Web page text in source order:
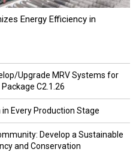
Energy Efficiency in
Upgrade MRV Systems for
C2.1.26
Every Production Stage
Develop a Sustainable
and Conservation